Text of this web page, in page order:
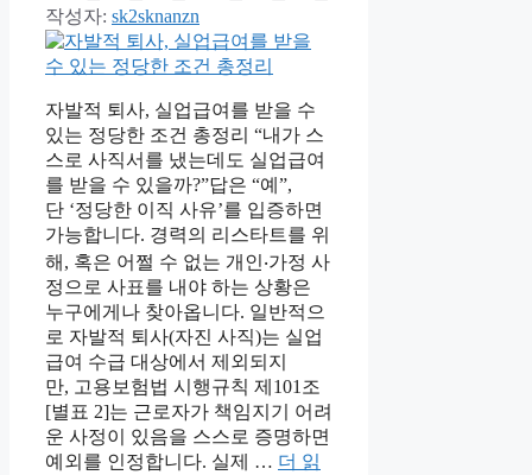
작성자: sk2sknanzn
자발적 퇴사, 실업급여를 받을 수
있는 정당한 조건 총정리 “내가 스
스로 사직서를 냈는데도 실업급여
를 받을 수 있을까?”답은 “예”,
단 ‘정당한 이직 사유’를 입증하면
가능합니다. 경력의 리스타트를 위
해, 혹은 어쩔 수 없는 개인‧가정 사
정으로 사표를 내야 하는 상황은
누구에게나 찾아옵니다. 일반적으
로 자발적 퇴사(자진 사직)는 실업
급여 수급 대상에서 제외되지
만, 고용보험법 시행규칙 제101조
[별표 2]는 근로자가 책임지기 어려
운 사정이 있음을 스스로 증명하면
예외를 인정합니다. 실제 … 더 읽